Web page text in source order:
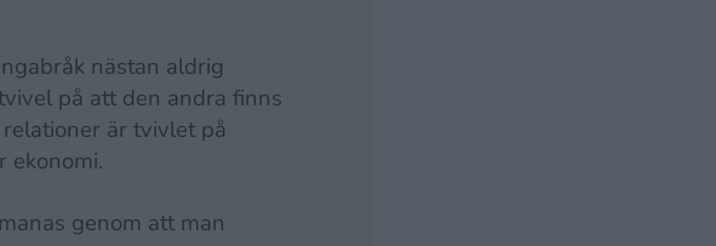
nästan aldrig
på att den andra finns
är tvivlet på
ekonomi.
genom att man